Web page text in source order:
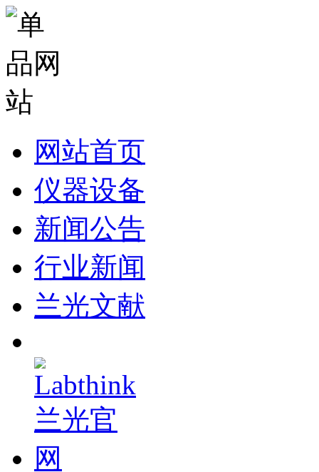
网站首页
仪器设备
新闻公告
行业新闻
兰光文献